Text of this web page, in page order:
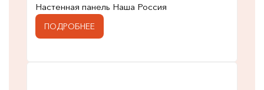
Настенная панель Наша Россия
ПОДРОБНЕЕ